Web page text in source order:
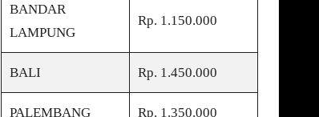
BANDAR
LAMPUNG
Rp. 1.150.000
BALI Rp. 1.450.000
PALEMBANG Rp. 1.350.000